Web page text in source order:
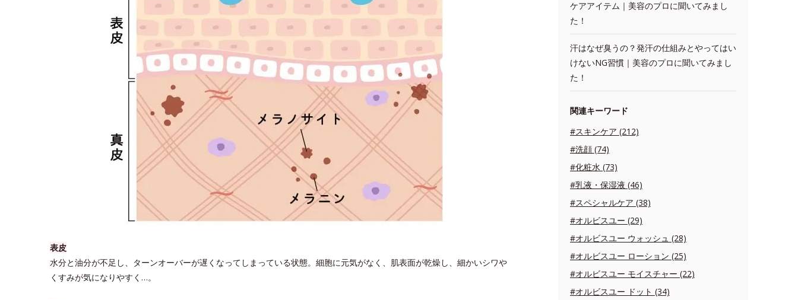
表皮
水分と油分が不足し、ターンオーバーが遅くなってしまっている状態。細胞に元気がなく、肌表面が乾燥し、細かいシワや
くすみが気になりやすく…。
ケアアイテム｜美容のプロに聞いてみまし
た！
汗はなぜ臭うの？発汗の仕組みとやってはい
けないNG習慣｜美容のプロに聞いてみまし
た！
関連キーワード
#スキンケア (212)
#洗顔 (74)
#化粧水 (73)
#乳液・保湿液 (46)
#スペシャルケア (38)
#オルビスユー (29)
#オルビスユー ウォッシュ (28)
#オルビスユー ローション (25)
#オルビスユー モイスチャー (22)
#オルビスユー ドット (34)